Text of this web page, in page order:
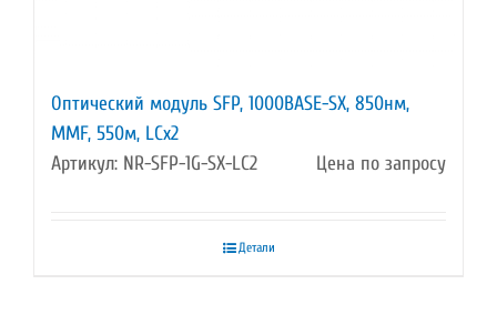
Оптический модуль SFP, 1000BASE-SX, 850нм,
MMF, 550м, LCx2
Артикул: NR-SFP-1G-SX-LC2
Цена по запросу
Детали